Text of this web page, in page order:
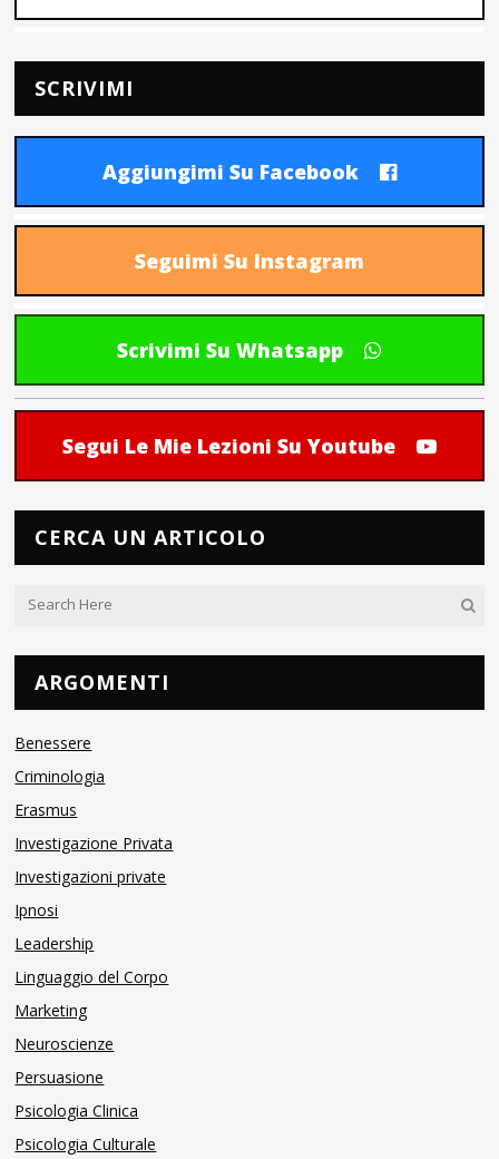
SCRIVIMI
Aggiungimi Su Facebook
Seguimi Su Instagram
Scrivimi Su Whatsapp
Segui Le Mie Lezioni Su Youtube
CERCA UN ARTICOLO
ARGOMENTI
Benessere
Criminologia
Erasmus
Investigazione Privata
Investigazioni private
Ipnosi
Leadership
Linguaggio del Corpo
Marketing
Neuroscienze
Persuasione
Psicologia Clinica
Psicologia Culturale